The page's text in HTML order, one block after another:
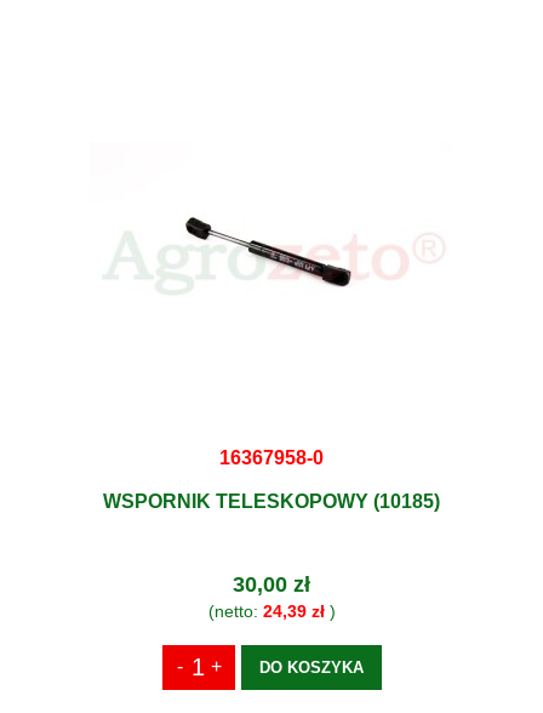
16367958-0
WSPORNIK TELESKOPOWY (10185)
30,00 zł
(netto: 24,39 zł)
DO KOSZYKA